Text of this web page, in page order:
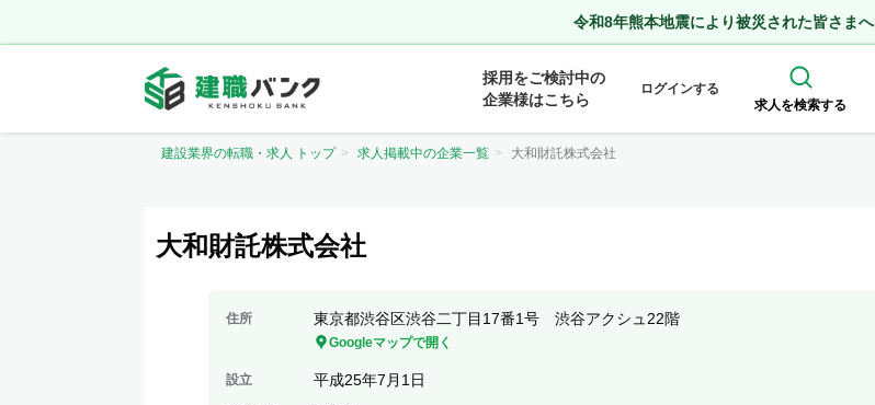
令和8年熊本地震により被災された皆さまへ
採用をご検討中の
企業様はこちら
ログインする
求人を検索する
建設業界の転職・求人 トップ 求人掲載中の企業一覧 大和財託株式会社
大和財託株式会社
住所 東京都渋谷区渋谷二丁目17番1号 渋谷アクシュ22階
Googleマップで開く
設立 平成25年7月1日